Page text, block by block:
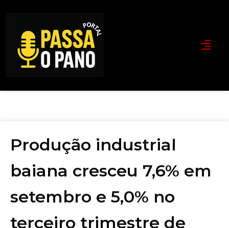
Produção industrial
baiana cresceu 7,6% em
setembro e 5,0% no
terceiro trimestre de